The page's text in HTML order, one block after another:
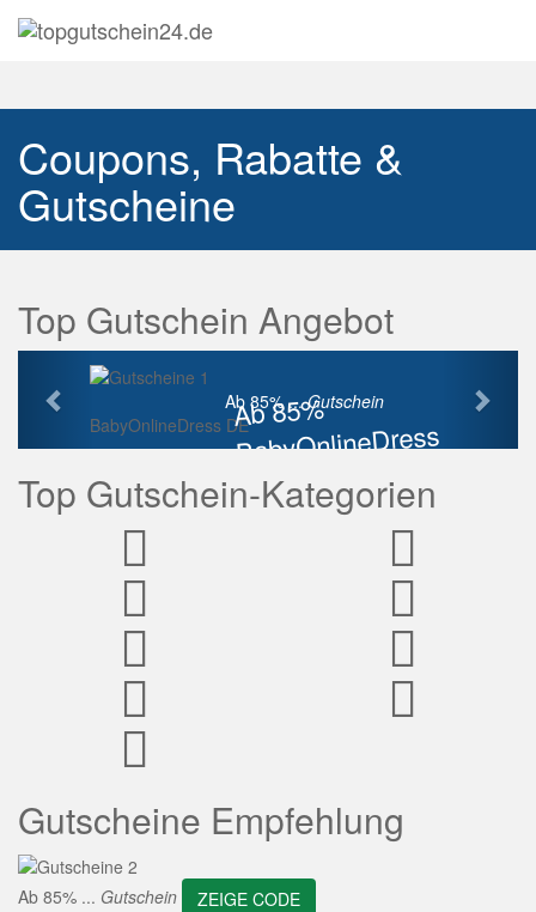
Coupons, Rabatte &
Gutscheine
Top Gutschein Angebot
Ab 85%
BabyOnlineDress
Rabatt
Ab 85% ...Gutschein
BabyOnlineDress DE
Vorherige
Top Gutschein-Kategorien
Gutscheine Empfehlung
Ab 85% ... Gutschein
ZEIGE CODE